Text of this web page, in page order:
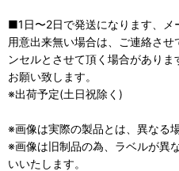
■1日〜2日で発送になります、メ
用意出来無い場合は、ご連絡さ
ンセルとさせて頂く場合があり
お願い致します。
※出荷予定(土日祝除く)
※画像は実際の製品とは、異なる
※画像は旧制品の為、ラベルが異
いいたします。